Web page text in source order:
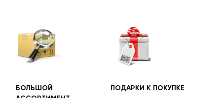
БОЛЬШОЙ
ПОДАРКИ К ПОКУПКЕ